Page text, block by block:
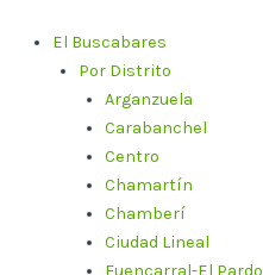
contenido
El Buscabares
Por Distrito
Arganzuela
Carabanchel
Centro
Chamartín
Chamberí
Ciudad Lineal
Fuencarral-El Pardo